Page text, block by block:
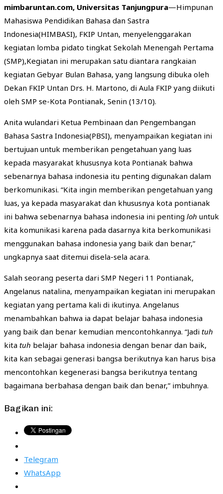
mimbaruntan.com, Universitas Tanjungpura—Himpunan
Mahasiswa Pendidikan Bahasa dan Sastra
Indonesia(HIMBASI), FKIP Untan, menyelenggarakan
kegiatan lomba pidato tingkat Sekolah Menengah Pertama
(SMP),Kegiatan ini merupakan satu diantara rangkaian
kegiatan Gebyar Bulan Bahasa, yang langsung dibuka oleh
Dekan FKIP Untan Drs. H. Martono, di Aula FKIP yang diikuti
oleh SMP se-Kota Pontianak, Senin (13/10).
Anita wulandari Ketua Pembinaan dan Pengembangan
Bahasa Sastra Indonesia(PBSI), menyampaikan kegiatan ini
bertujuan untuk memberikan pengetahuan yang luas
kepada masyarakat khususnya kota Pontianak bahwa
sebenarnya bahasa indonesia itu penting digunakan dalam
berkomunikasi. “Kita ingin memberikan pengetahuan yang
luas, ya kepada masyarakat dan khususnya kota pontianak
ini bahwa sebenarnya bahasa indonesia ini penting loh untuk
kita komunikasi karena pada dasarnya kita berkomunikasi
menggunakan bahasa indonesia yang baik dan benar,”
ungkapnya saat ditemui disela-sela acara.
Salah seorang peserta dari SMP Negeri 11 Pontianak,
Angelanus natalina, menyampaikan kegiatan ini merupakan
kegiatan yang pertama kali di ikutinya. Angelanus
menambahkan bahwa ia dapat belajar bahasa indonesia
yang baik dan benar kemudian mencontohkannya. “Jadi tuh
kita tuh belajar bahasa indonesia dengan benar dan baik,
kita kan sebagai generasi bangsa berikutnya kan harus bisa
mencontohkan kegenerasi bangsa berikutnya tentang
bagaimana berbahasa dengan baik dan benar,” imbuhnya.
Bagikan ini:
Telegram
WhatsApp